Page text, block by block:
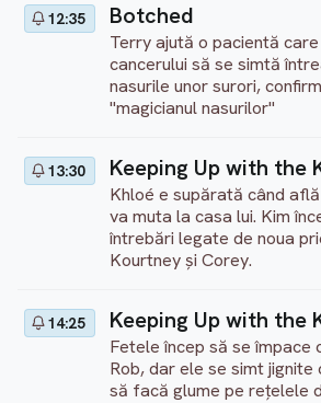
12:35 Botched
Terry ajută o pacientă
cancerului să se simtă
nasurile unor surori,
"magicianul nasurilor"
13:30 Keeping Up with the
Khloé e supărată când
va muta la casa lui. Kim
întrebări legate de noua
Kourtney și Corey.
14:25 Keeping Up with the
Fetele încep să se împace
Rob, dar ele se simt jignite
să facă glume pe rețelele